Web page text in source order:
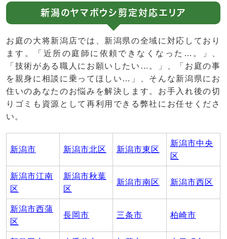
新潟のヤマボウシ剪定対応エリア
お庭の大将新潟店では、新潟県の全域に対応しており
ます。「近所の庭師に依頼できなくなった…。」、
「技術がある職人にお願いしたい…。」、「お庭の事
を親身に相談に乗ってほしい…」、そんな新潟県にお
住いのあなたのお悩みを解決します。お手入れ後の切
りゴミも資源として再利用できる弊社にお任せくださ
い。
新潟市 新潟市北区 新潟市東区
新潟市中央
区
新潟市江南
区
新潟市秋葉
区
新潟市南区 新潟市西区
新潟市西蒲
区
長岡市 三条市 柏崎市